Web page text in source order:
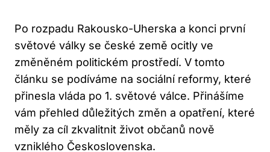
Po rozpadu Rakousko-Uherska a konci první
světové války se české země ocitly ve
změněném politickém prostředí. V tomto
článku se podíváme na sociální reformy, které
přinesla vláda po 1. světové válce. Přinášíme
vám přehled důležitých změn a opatření, které
měly za cíl zkvalitnit život občanů nově
vzniklého Československa.